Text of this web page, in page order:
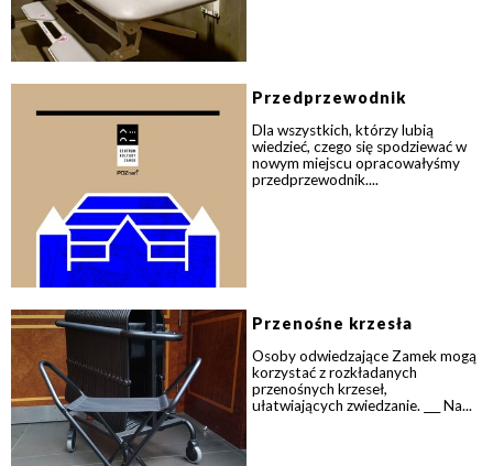
Przedprzewodnik
Dla wszystkich, którzy lubią
wiedzieć, czego się spodziewać w
nowym miejscu opracowałyśmy
przedprzewodnik....
Przenośne krzesła
Osoby odwiedzające Zamek mogą
korzystać z rozkładanych
przenośnych krzeseł,
ułatwiających zwiedzanie. ___ Na...